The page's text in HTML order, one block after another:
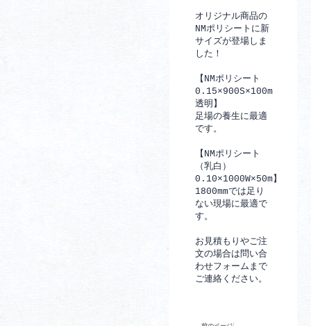
オリジナル商品の
NMポリシートに新
サイズが登場しま
した！
【NMポリシート
0.15×900S×100m
透明】
足場の養生に最適
です。
【NMポリシート
（乳白）
0.10×1000W×50m】
1800mmでは足り
ない現場に最適で
す。
お見積もりやご注
文の場合は問い合
わせフォームまで
ご連絡ください。